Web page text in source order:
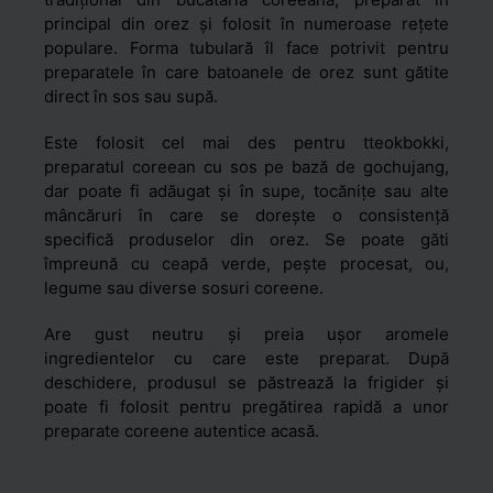
principal din orez și folosit în numeroase rețete
populare. Forma tubulară îl face potrivit pentru
preparatele în care batoanele de orez sunt gătite
direct în sos sau supă.
Este folosit cel mai des pentru tteokbokki,
preparatul coreean cu sos pe bază de gochujang,
dar poate fi adăugat și în supe, tocănițe sau alte
mâncăruri în care se dorește o consistență
specifică produselor din orez. Se poate găti
împreună cu ceapă verde, pește procesat, ou,
legume sau diverse sosuri coreene.
Are gust neutru și preia ușor aromele
ingredientelor cu care este preparat. După
deschidere, produsul se păstrează la frigider și
poate fi folosit pentru pregătirea rapidă a unor
preparate coreene autentice acasă.